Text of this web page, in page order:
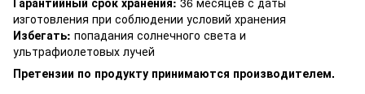
изготовления при соблюдении условий хранения
Избегать: попадания солнечного света и
ультрафиолетовых лучей
Претензии по продукту принимаются производителем.